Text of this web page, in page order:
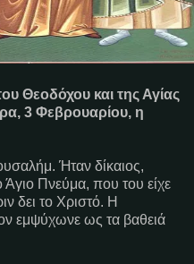
Θεοδόχου και της Αγίας
3 Φεβρουαρίου, η
Ήταν δίκαιος,
Πνεύμα, που του είχε
δει το Χριστό. Η
εμψύχωνε ως τα βαθειά